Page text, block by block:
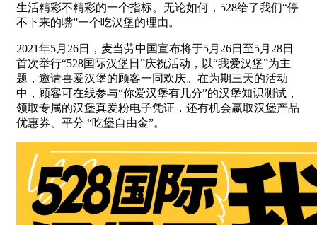
生活精彩不精彩的一个指标。无论如何，528给了我们“停
不下来的嘴”一个吃汉堡的理由。
2021年5月26日，麦当劳中国宣布将于5月26日至5月28日
首次举行“528国际汉堡日”庆祝活动，以“我爱汉堡”为主
题，邀请喜爱汉堡的顾客一同欢庆。在为期三天的活动
中，顾客可在线参与“你爱汉堡有几分”的汉堡知识测试，
领取专属的汉堡真爱粉电子凭证，还有机会赢取汉堡产品
优惠券、平分 “吃堡自由金”。